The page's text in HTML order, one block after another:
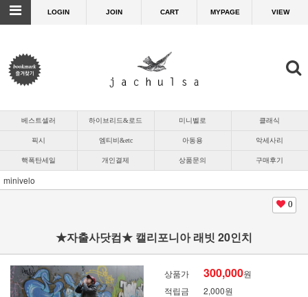
LOGIN JOIN CART MYPAGE VIEW
베스트셀러 하이브리드&로드 미니벨로 클래식
픽시 엠티비&etc 아동용 악세사리
핵폭탄세일 개인결제 상품문의 구매후기
minivelo
0
★자출사닷컴★ 캘리포니아 래빗 20인치
상품가 300,000원
적립금
2,000원